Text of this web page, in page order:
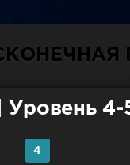
Уровень 4-
4